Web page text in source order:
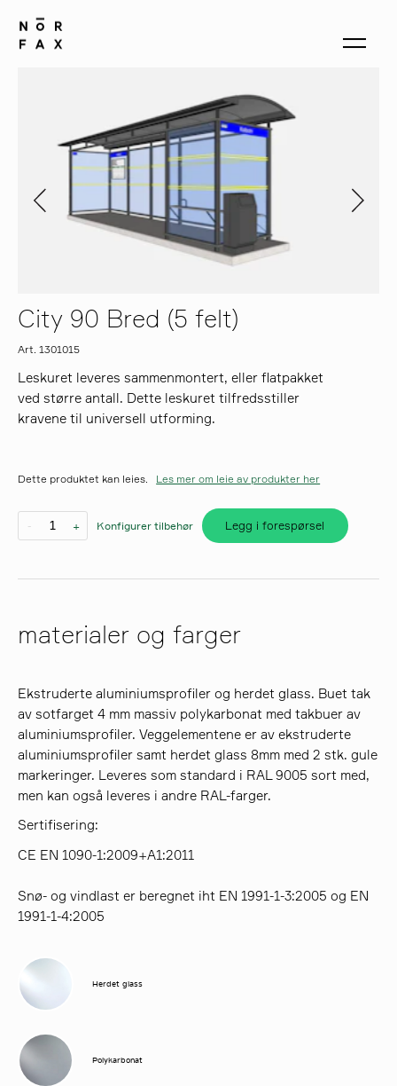
produkter
om oss
City 90 Bred (5 felt)
Art. 1301015
Leskuret leveres sammenmontert, eller flatpakket
ved større antall. Dette leskuret tilfredsstiller
kravene til universell utforming.
Dette produktet kan leies. Les mer om leie av produkter her
- + Konfigurer tilbehør Legg i forespørsel
materialer og farger
Ekstruderte aluminiumsprofiler og herdet glass. Buet tak
av sotfarget 4 mm massiv polykarbonat med takbuer av
aluminiumsprofiler. Veggelementene er av ekstruderte
aluminiumsprofiler samt herdet glass 8mm med 2 stk. gule
markeringer. Leveres som standard i RAL 9005 sort med,
men kan også leveres i andre RAL-farger.
Sertifisering:
CE EN 1090-1:2009+A1:2011
Snø- og vindlast er beregnet iht EN 1991-1-3:2005 og EN
1991-1-4:2005
Herdet glass
Polykarbonat